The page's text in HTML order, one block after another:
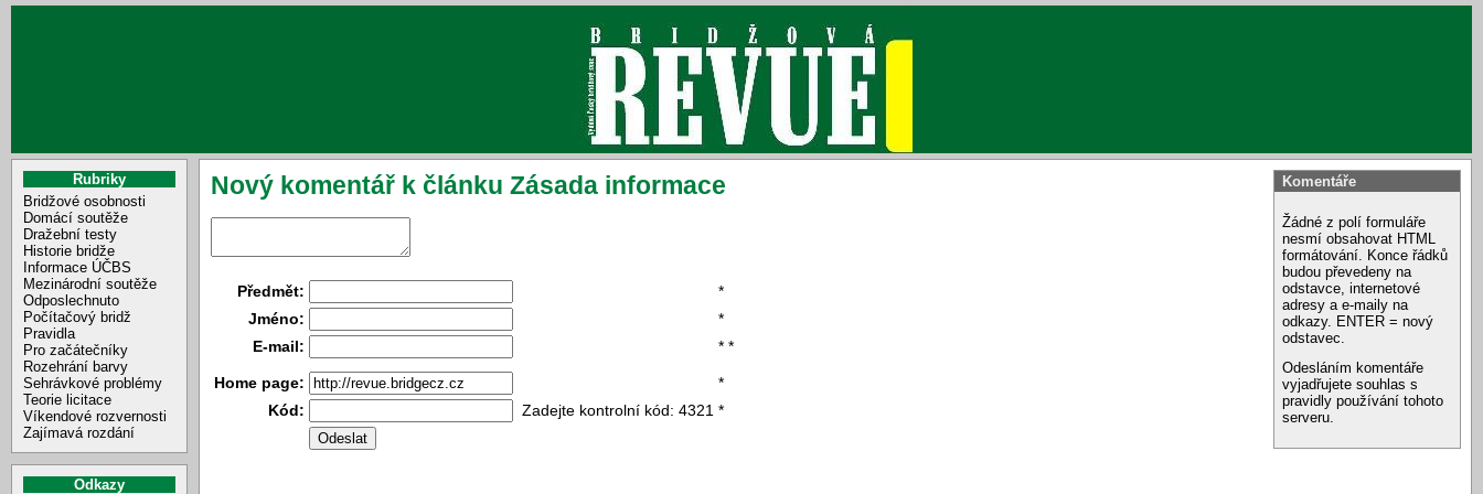
Rubriky
Bridžové osobnosti
Domácí soutěže
Dražební testy
Historie bridže
Informace ÚČBS
Mezinárodní soutěže
Odposlechnuto
Počítačový bridž
Pravidla
Pro začátečníky
Rozehrání barvy
Sehrávkové problémy
Teorie licitace
Víkendové rozvernosti
Zajímavá rozdání
Odkazy
Komentáře
Žádné z polí formuláře
nesmí obsahovat HTML
formátování. Konce řádků
budou převedeny na
odstavce, internetové
adresy a e-maily na
odkazy. ENTER = nový
odstavec.
Odesláním komentáře
vyjadřujete souhlas s
pravidly používání tohoto
serveru.
Nový komentář k článku Zásada informace
Předmět:
*
Jméno:
*
E-mail:
* *
Home page:
*
Kód:
Zadejte kontrolní kód: 4321 *